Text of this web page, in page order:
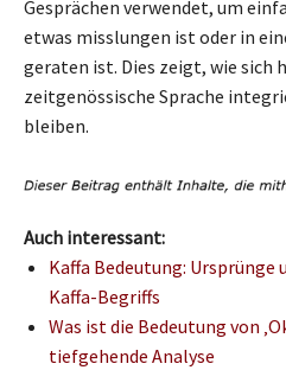
Gesprächen verwendet, um
etwas misslungen ist oder in
geraten ist. Dies zeigt, wie sich
zeitgenössische Sprache
bleiben.
Auch interessant:
Kaffa Bedeutung:
Kaffa-Begriffs
Was ist die Bedeutung von
tiefgehende Analyse